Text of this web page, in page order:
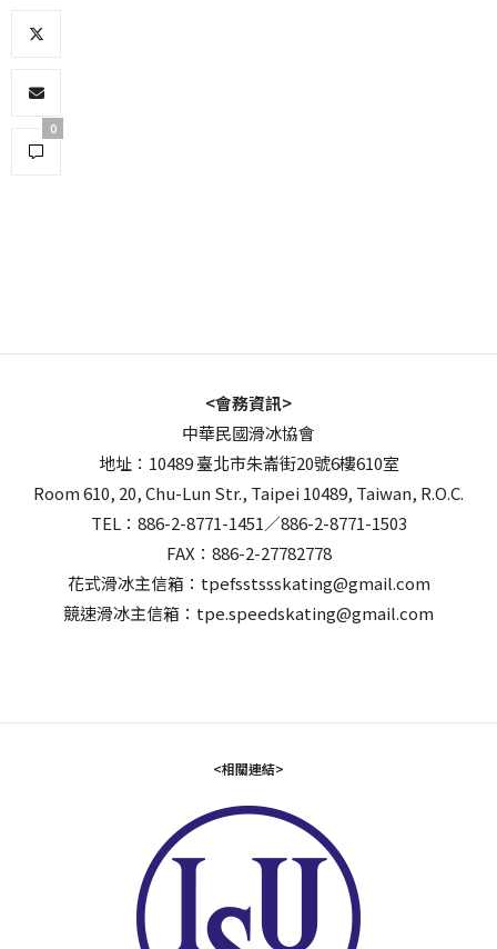
0
<會務資訊>
中華民國滑冰協會
地址：10489 臺北市朱崙街20號6樓610室
Room 610, 20, Chu-Lun Str., Taipei 10489, Taiwan, R.O.C.
TEL：886-2-8771-1451／886-2-8771-1503
FAX：886-2-27782778
花式滑冰主信箱：tpefsstssskating@gmail.com
競速滑冰主信箱：tpe.speedskating@gmail.com
<相關連結>